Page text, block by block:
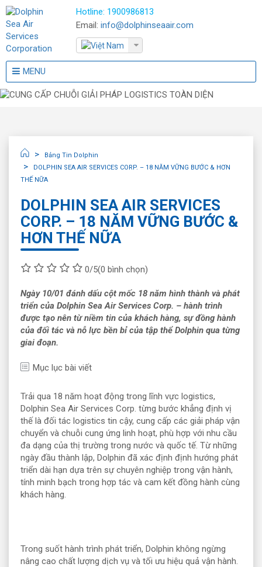
Hotline: 1900986813
Email: info@dolphinseaair.com
MENU
Bảng Tin Dolphin
DOLPHIN SEA AIR SERVICES CORP. – 18 NĂM VỮNG BƯỚC & HƠN
THẾ NỮA
DOLPHIN SEA AIR SERVICES
CORP. – 18 NĂM VỮNG BƯỚC &
HƠN THẾ NỮA
0/5(0 bình chọn)
Ngày 10/01 đánh dấu cột mốc 18 năm hình thành và phát
triển của Dolphin Sea Air Services Corp. – hành trình
được tạo nên từ niềm tin của khách hàng, sự đồng hành
của đối tác và nỗ lực bền bỉ của tập thể Dolphin qua từng
giai đoạn.
Mục lục bài viết
Trải qua 18 năm hoạt động trong lĩnh vực logistics,
Dolphin Sea Air Services Corp. từng bước khẳng định vị
thế là đối tác logistics tin cậy, cung cấp các giải pháp vận
chuyển và chuỗi cung ứng linh hoạt, phù hợp với nhu cầu
đa dạng của thị trường trong nước và quốc tế. Từ những
ngày đầu thành lập, Dolphin đã xác định định hướng phát
triển dài hạn dựa trên sự chuyên nghiệp trong vận hành,
tính minh bạch trong hợp tác và cam kết đồng hành cùng
khách hàng.
Trong suốt hành trình phát triển, Dolphin không ngừng
nâng cao chất lượng dịch vụ và tối ưu hiệu quả vận hành.